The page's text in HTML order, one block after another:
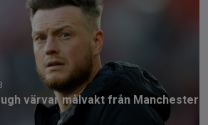
o
o
k
d
s
n
k
värvar målvakt från Manchester